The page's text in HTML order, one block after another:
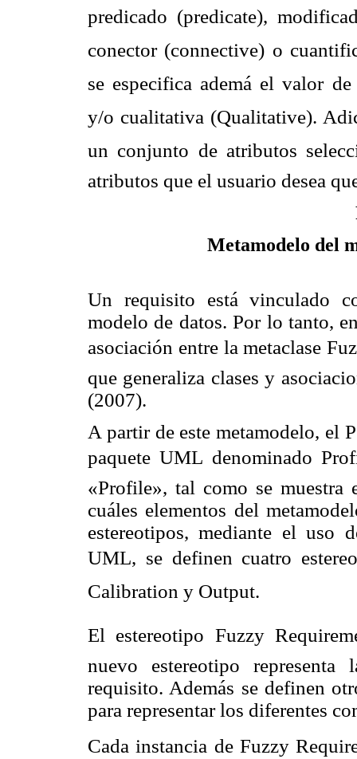
predicado (predicate),
conector (connective) o
se especifica ademá el valor de
y/o cualitativa (Qualitative).
un conjunto de atributos
atributos que el usuario desea
Metamodelo del
Un requisito está vinculado
modelo de datos. Por lo tanto,
asociación entre la metaclase
que generaliza clases y
(2007).
A partir de este metamodelo, el
paquete UML denominado
«Profile», tal como se
cuáles elementos del
estereotipos, mediante el uso
UML, se definen cuatro
Calibration y Output.
El estereotipo Fuzzy
nuevo estereotipo
requisito. Además se definen
para representar los diferentes
Cada instancia de Fuzzy